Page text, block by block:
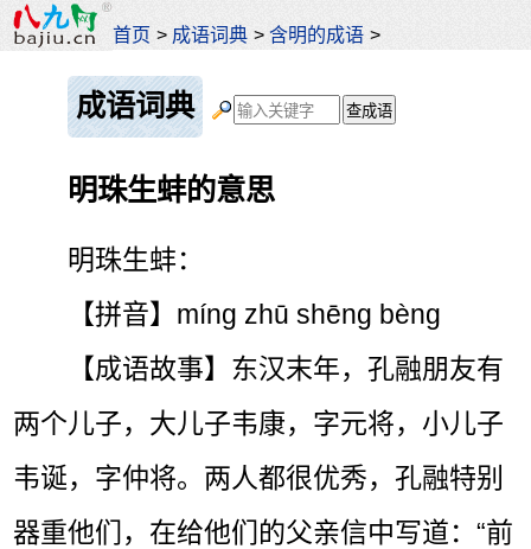
首页 > 成语词典 >含明的成语 >
成语词典
明珠生蚌的意思
明珠生蚌：
【拼音】míng zhū shēng bèng
【成语故事】东汉末年，孔融朋友有
两个儿子，大儿子韦康，字元将，小儿子
韦诞，字仲将。两人都很优秀，孔融特别
器重他们，在给他们的父亲信中写道：“前